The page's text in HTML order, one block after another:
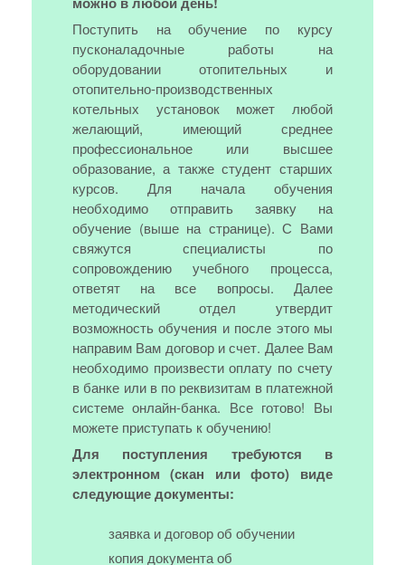
Поступить на обучение по курсу
пусконаладочные работы на
оборудовании отопительных и
отопительно-производственных
котельных установок может любой
желающий, имеющий среднее
профессиональное или высшее
образование, а также студент старших
курсов. Для начала обучения
необходимо отправить заявку на
обучение (выше на странице). С Вами
свяжутся специалисты по
сопровождению учебного процесса,
ответят на все вопросы. Далее
методический отдел утвердит
возможность обучения и после этого мы
направим Вам договор и счет. Далее Вам
необходимо произвести оплату по счету
в банке или в по реквизитам в платежной
системе онлайн-банка. Все готово! Вы
можете приступать к обучению!
Для поступления требуются в
электронном (скан или фото) виде
следующие документы:
заявка и договор об обучении
копия документа об